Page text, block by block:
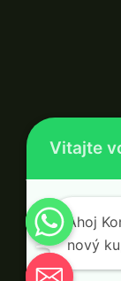
zameraný na
veľkoobchodníka
Vitajte
Ahoj
nový